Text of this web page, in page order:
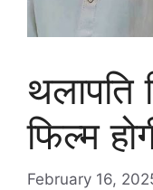
फिल्म
February 16,